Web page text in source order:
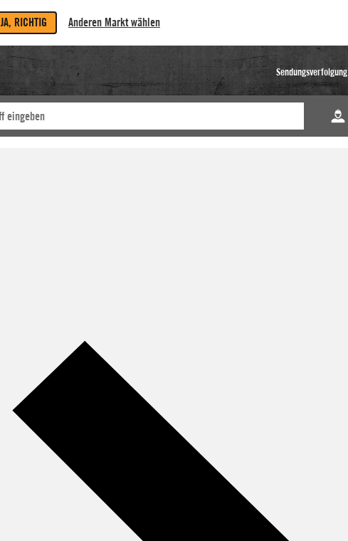
JA, RICHTIG Anderen Markt wählen
Sendungsverfolgung